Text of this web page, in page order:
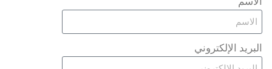
البريد الإلكتروني